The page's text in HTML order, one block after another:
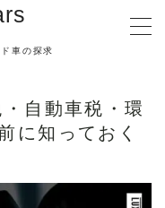
車の探求
自動車税・環
に知っておく